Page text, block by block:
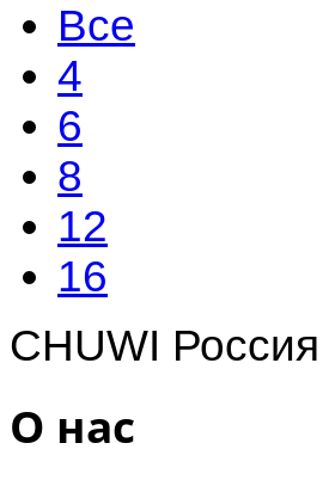
Все
4
6
8
12
16
CHUWI
О нас